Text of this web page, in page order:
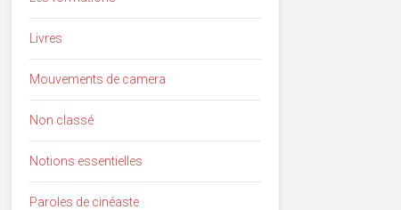
Livres
Mouvements de camera
Non classé
Notions essentielles
Paroles de cinéaste